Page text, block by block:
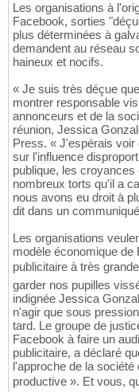
Les organisations à
Facebook, sorties
plus déterminées à
demandent au réseau
haineux et nocifs.
« Je suis très déçue
montrer responsable
annonceurs et de la
réunion, Jessica
Press. « J'espérais voir
sur l'influence
publique, les
nombreux torts qu'il a
nous avons eu droit à
dit dans un
Les organisations
modèle économique de
publicitaire à très
garder nos pupilles
indignée Jessica
n'agir que sous
tard. Le groupe de
Facebook à faire un
publicitaire, a déclaré
l'approche de la
productive ». Et vous,